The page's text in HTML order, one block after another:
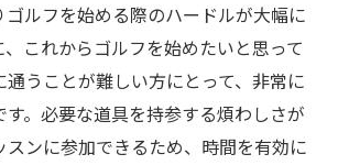
ゴルフを始める際のハードルが大幅に
これからゴルフを始めたいと思って
通うことが難しい方にとって、非常に
。必要な道具を持参する煩わしさが
スンに参加できるため、時間を有効に